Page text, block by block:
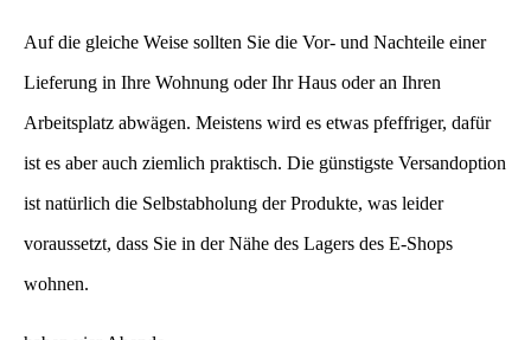
Auf die gleiche Weise sollten Sie die Vor- und Nachteile einer
Lieferung in Ihre Wohnung oder Ihr Haus oder an Ihren
Arbeitsplatz abwägen. Meistens wird es etwas pfeffriger, dafür
ist es aber auch ziemlich praktisch. Die günstigste Versandoption
ist natürlich die Selbstabholung der Produkte, was leider
voraussetzt, dass Sie in der Nähe des Lagers des E-Shops
wohnen.